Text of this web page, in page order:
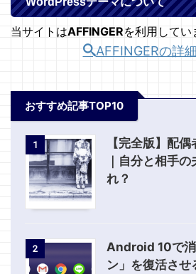
当サイトはAFFINGERを利用してい
AFFINGERの詳
おすすめ記事TOP10
1
【完全版】配
｜自分と相手
れ？
2
Android 10で
ン」を復活させ